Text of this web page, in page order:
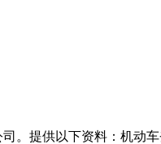
。提供以下资料：机动